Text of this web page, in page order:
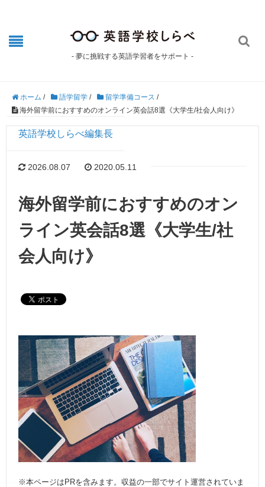
- 夢に挑戦する英語学習者をサポート -

ホーム / 語学留学 / 留学準備コース /
海外留学前におすすめのオンライン英会話8選《大学生/社会人向け》
英語学校しらべ編集長
2026.08.07 2020.05.11
海外留学前におすすめのオン
ライン英会話8選《大学生/社
会人向け》
※本ページはPRを含みます。収益の一部でサイト運営されていま